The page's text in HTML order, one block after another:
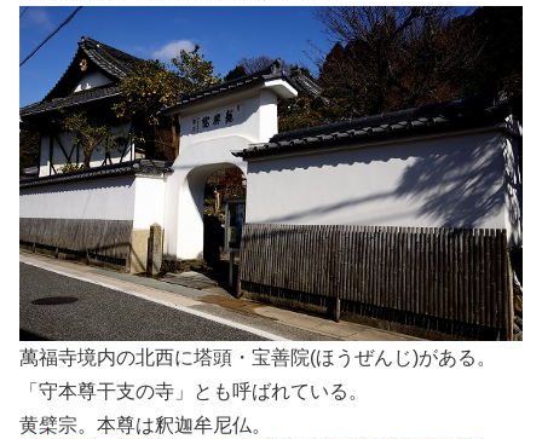
萬福寺境内の北西に塔頭・宝善院(ほうぜんじ)がある。
「守本尊干支の寺」とも呼ばれている。
黄檗宗。本尊は釈迦牟尼仏。